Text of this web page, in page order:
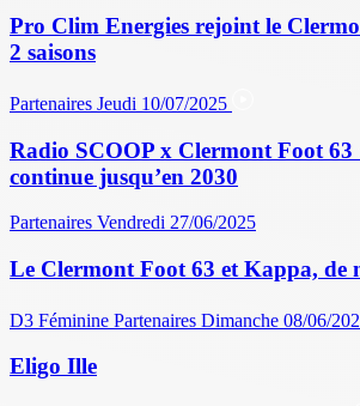
Pro Clim Energies rejoint le
2 saisons
Partenaires Jeudi 10/07/2025
Radio SCOOP x Clermont Foot 63
continue jusqu’en 2030
Partenaires Vendredi 27/06/2025
Le Clermont Foot 63 et Kappa, de
D3 Féminine Partenaires Dimanche 08/06/
Eligo Ille